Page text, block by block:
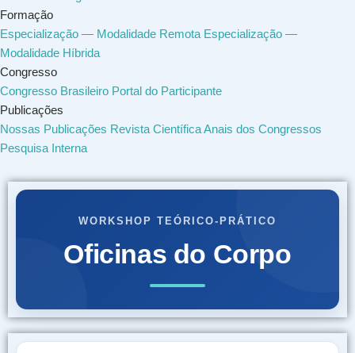
Formação
Especialização — Modalidade Remota Especialização —
Modalidade Híbrida
Congresso
Congresso Brasileiro Portal do Participante
Publicações
Nossas Publicações Revista CientíficaAnais dos Congressos
Pesquisa Interna
WORKSHOP TEÓRICO-PRÁTICO
Oficinas do Corpo